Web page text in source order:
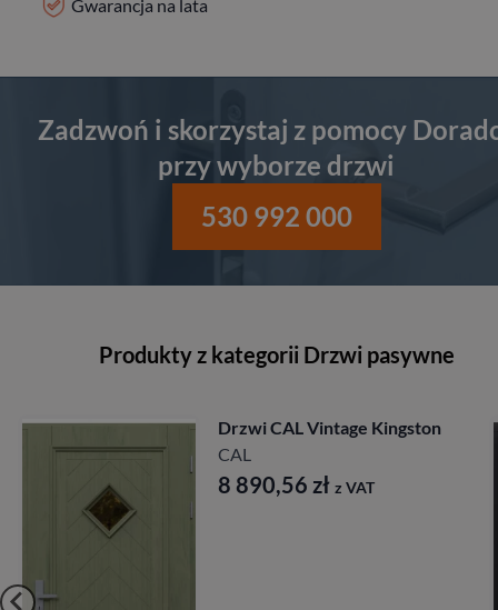
Gwarancja na lata
Zadzwoń i skorzystaj z pomocy
przy wyborze drzwi
530 992 000
Produkty z kategorii Drzwi pasywne
Drzwi CAL Rycerska
Longinus
CAL